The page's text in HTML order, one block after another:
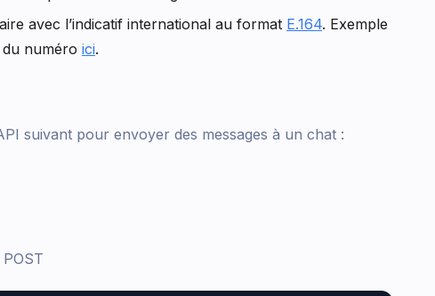
avec l’indicatif international au format E.164. Exemple
numéro ici.
suivant pour envoyer des messages à un chat :